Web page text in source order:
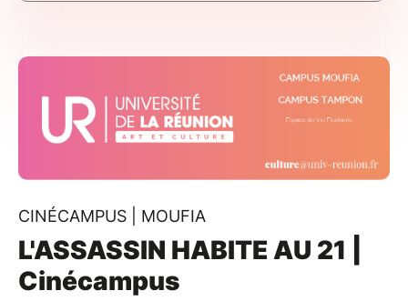
CINÉCAMPUS | MOUFIA
L'ASSASSIN HABITE AU 21 |
Cinécampus